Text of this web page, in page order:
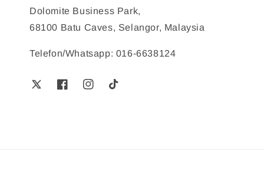
Dolomite Business Park,
68100 Batu Caves, Selangor, Malaysia
Telefon/Whatsapp: 016-6638124